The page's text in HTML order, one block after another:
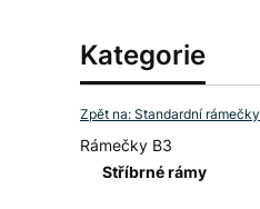
Kategorie
Zpět na: Standardní rámečky
Rámečky B3
Stříbrné rámy